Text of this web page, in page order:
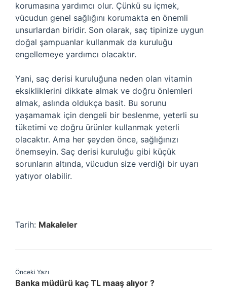
korumasına yardımcı olur. Çünkü su içmek,
vücudun genel sağlığını korumakta en önemli
unsurlardan biridir. Son olarak, saç tipinize uygun
doğal şampuanlar kullanmak da kuruluğu
engellemeye yardımcı olacaktır.
Yani, saç derisi kuruluğuna neden olan vitamin
eksikliklerini dikkate almak ve doğru önlemleri
almak, aslında oldukça basit. Bu sorunu
yaşamamak için dengeli bir beslenme, yeterli su
tüketimi ve doğru ürünler kullanmak yeterli
olacaktır. Ama her şeyden önce, sağlığınızı
önemseyin. Saç derisi kuruluğu gibi küçük
sorunların altında, vücudun size verdiği bir uyarı
yatıyor olabilir.
Tarih: Makaleler
Önceki Yazı
Banka müdürü kaç TL maaş alıyor ?